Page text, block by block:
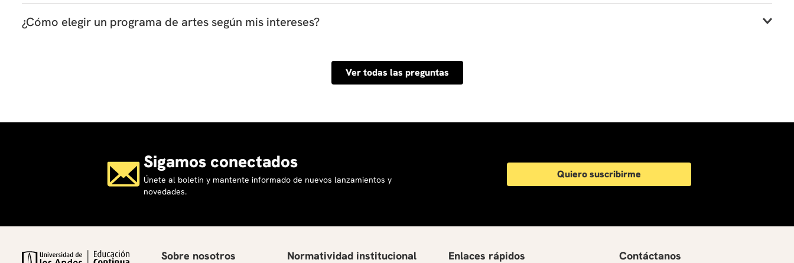
¿Cómo elegir un programa de artes según mis intereses?
Ver todas las preguntas
Sigamos conectados
Únete al boletín y mantente informado de nuevos lanzamientos y
novedades.
Quiero suscribirme
Sobre nosotros Normatividad institucional Enlaces rápidos Contáctanos